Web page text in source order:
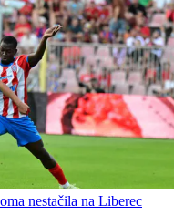
nestačila na Liberec